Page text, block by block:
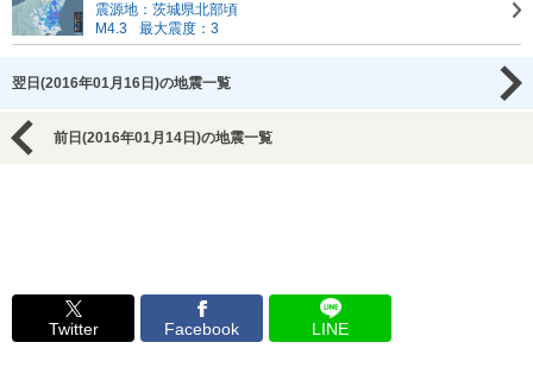
震源地：茨城県北部頃
M4.3
最大震度：3
翌日(2016年01月16日)の地震一覧
前日(2016年01月14日)の地震一覧
Twitter Facebook LINE